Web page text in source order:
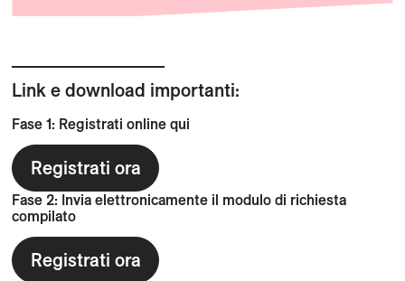
Link e download importanti:
Fase 1: Registrati online qui
Registrati ora
Fase 2: Invia elettronicamente il modulo di richiesta
compilato
Registrati ora